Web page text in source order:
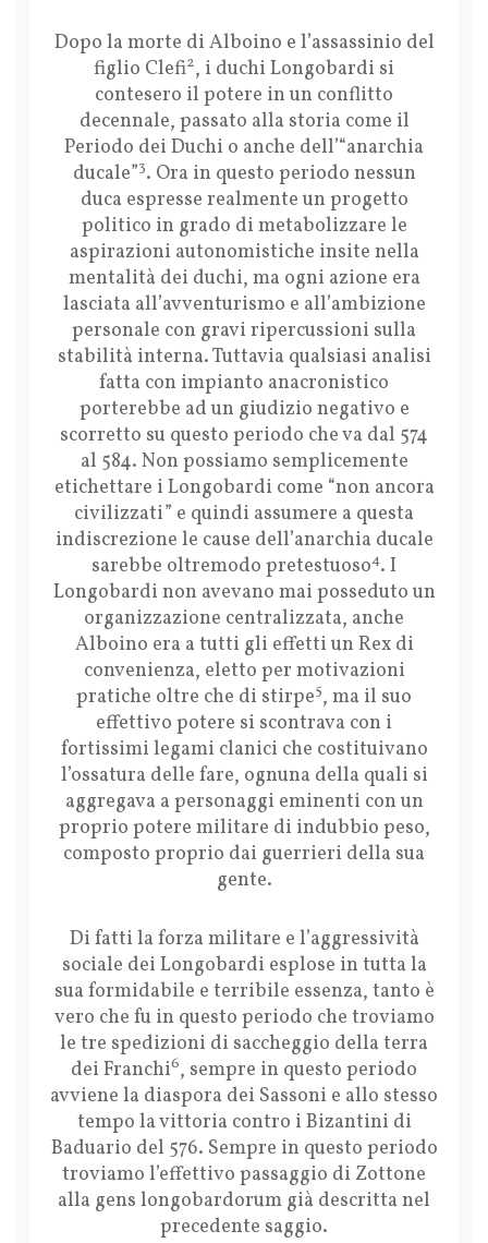
Dopo la morte di Alboino e l’assassinio del
figlio Clefi2, i duchi Longobardi si
contesero il potere in un conflitto
decennale, passato alla storia come il
Periodo dei Duchi o anche dell’“anarchia
ducale”3. Ora in questo periodo nessun
duca espresse realmente un progetto
politico in grado di metabolizzare le
aspirazioni autonomistiche insite nella
mentalità dei duchi, ma ogni azione era
lasciata all’avventurismo e all’ambizione
personale con gravi ripercussioni sulla
stabilità interna. Tuttavia qualsiasi analisi
fatta con impianto anacronistico
porterebbe ad un giudizio negativo e
scorretto su questo periodo che va dal 574
al 584. Non possiamo semplicemente
etichettare i Longobardi come “non ancora
civilizzati” e quindi assumere a questa
indiscrezione le cause dell’anarchia ducale
sarebbe oltremodo pretestuoso4. I
Longobardi non avevano mai posseduto un
organizzazione centralizzata, anche
Alboino era a tutti gli effetti un Rex di
convenienza, eletto per motivazioni
pratiche oltre che di stirpe5, ma il suo
effettivo potere si scontrava con i
fortissimi legami clanici che costituivano
l’ossatura delle fare, ognuna della quali si
aggregava a personaggi eminenti con un
proprio potere militare di indubbio peso,
composto proprio dai guerrieri della sua
gente.
Di fatti la forza militare e l’aggressività
sociale dei Longobardi esplose in tutta la
sua formidabile e terribile essenza, tanto è
vero che fu in questo periodo che troviamo
le tre spedizioni di saccheggio della terra
dei Franchi6, sempre in questo periodo
avviene la diaspora dei Sassoni e allo stesso
tempo la vittoria contro i Bizantini di
Baduario del 576. Sempre in questo periodo
troviamo l’effettivo passaggio di Zottone
alla gens longobardorum già descritta nel
precedente saggio.